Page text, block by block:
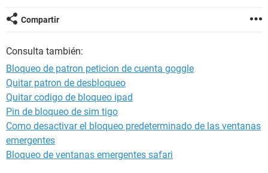
Compartir
Consulta también:
Bloqueo de patron peticion de cuenta goggle
Quitar patron de desbloqueo
Quitar codigo de bloqueo ipad
Pin de bloqueo de sim tigo
Como desactivar el bloqueo predeterminado de las ventanas
emergentes
Bloqueo de ventanas emergentes safari